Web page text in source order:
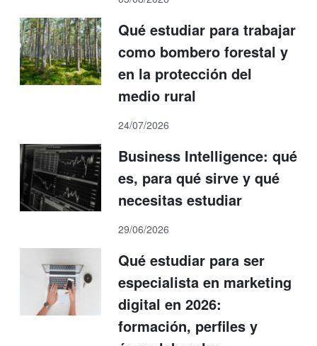
Qué estudiar para trabajar
como bombero forestal y
en la protección del
medio rural
24/07/2026
Business Intelligence: qué
es, para qué sirve y qué
necesitas estudiar
29/06/2026
Qué estudiar para ser
especialista en marketing
digital en 2026:
formación, perfiles y